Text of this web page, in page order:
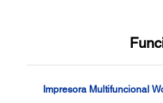
Impresora Multifuncional